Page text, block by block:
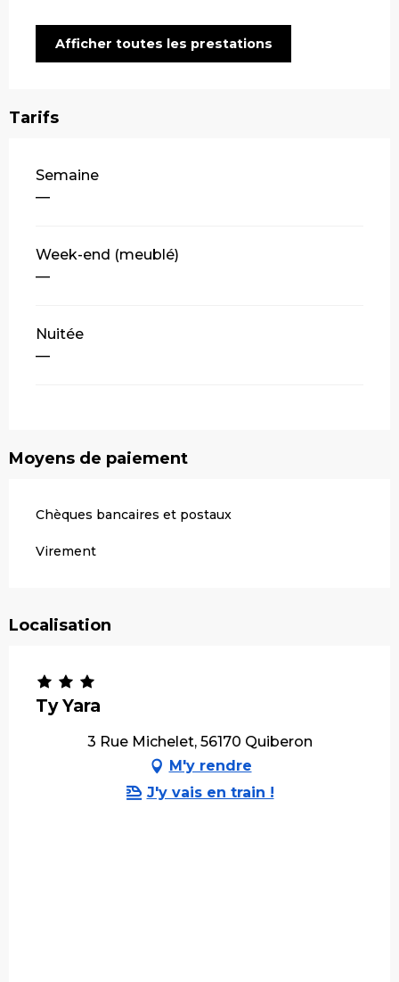
Afficher toutes les prestations
Tarifs
Tarifs 2026
Semaine
—
Week-end (meublé)
—
Nuitée
—
Moyens de paiement
Chèques bancaires et postaux
Virement
Localisation
Ty Yara
3 Rue Michelet, 56170 Quiberon
M'y rendre
J'y vais en train !